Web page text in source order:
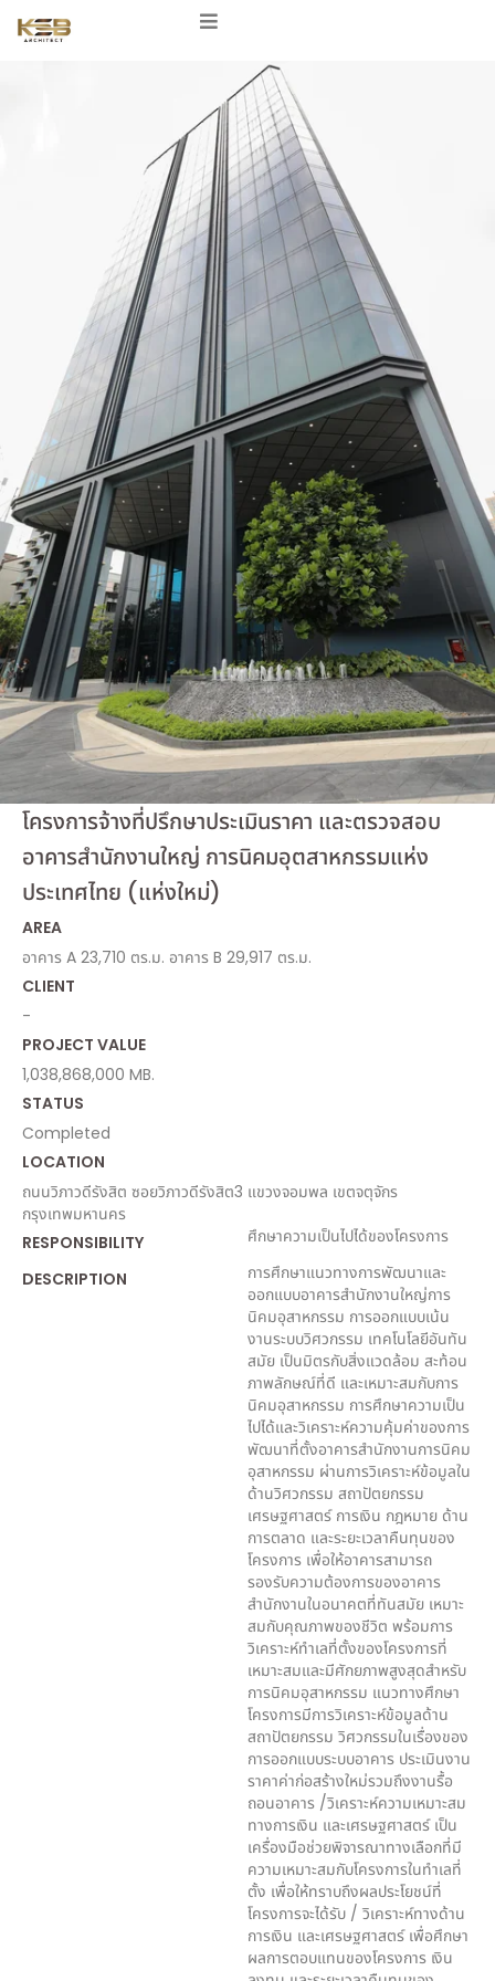
โครงการจ้างที่ปรึกษาประเมินราคา และตรวจสอบ
อาคารสำนักงานใหญ่ การนิคมอุตสาหกรรมแห่ง
ประเทศไทย (แห่งใหม่)
AREA
อาคาร A 23,710 ตร.ม. อาคาร B 29,917 ตร.ม.
CLIENT
-
PROJECT VALUE
1,038,868,000 MB.
STATUS
Completed
LOCATION
ถนนวิภาวดีรังสิต ซอยวิภาวดีรังสิต3 แขวงจอมพล เขตจตุจักร
กรุงเทพมหานคร
RESPONSIBILITY
ศึกษาความเป็นไปได้ของโครงการ
DESCRIPTION
การศึกษาแนวทางการพัฒนาและ
ออกแบบอาคารสำนักงานใหญ่การ
นิคมอุสาหกรรม การออกแบบเน้น
งานระบบวิศวกรรม เทคโนโลยีอันทัน
สมัย เป็นมิตรกับสิ่งแวดล้อม สะท้อน
ภาพลักษณ์ที่ดี และเหมาะสมกับการ
นิคมอุสาหกรรม การศึกษาความเป็น
ไปได้และวิเคราะห์ความคุ้มค่าของการ
พัฒนาที่ตั้งอาคารสำนักงานการนิคม
อุสาหกรรม ผ่านการวิเคราะห์ข้อมูลใน
ด้านวิศวกรรม สถาปัตยกรรม
เศรษฐศาสตร์ การเงิน กฎหมาย ด้าน
การตลาด และระยะเวลาคืนทุนของ
โครงการ เพื่อให้อาคารสามารถ
รองรับความต้องการของอาคาร
สำนักงานในอนาคตที่ทันสมัย เหมาะ
สมกับคุณภาพของชีวิต พร้อมการ
วิเคราะห์ทำเลที่ตั้งของโครงการที่
เหมาะสมและมีศักยภาพสูงสุดสำหรับ
การนิคมอุสาหกรรม แนวทางศึกษา
โครงการมีการวิเคราะห์ข้อมูลด้าน
สถาปัตยกรรม วิศวกรรมในเรื่องของ
การออกแบบระบบอาคาร ประเมินงาน
ราคาค่าก่อสร้างใหม่รวมถึงงานรื้อ
ถอนอาคาร /วิเคราะห์ความเหมาะสม
ทางการเงิน และเศรษฐศาสตร์ เป็น
เครื่องมือช่วยพิจารณาทางเลือกที่มี
ความเหมาะสมกับโครงการในทำเลที่
ตั้ง เพื่อให้ทราบถึงผลประโยชน์ที่
โครงการจะได้รับ / วิเคราะห์ทางด้าน
การเงิน และเศรษฐศาสตร์ เพื่อศึกษา
ผลการตอบแทนของโครงการ เงิน